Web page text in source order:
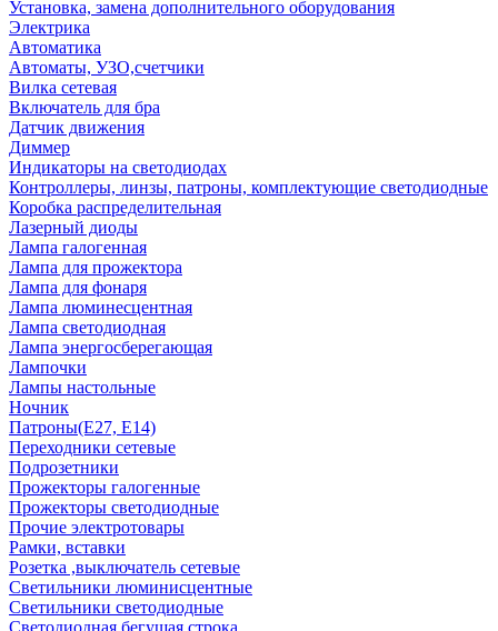
Установка, замена дополнительного оборудования
Электрика
Автоматика
Автоматы, УЗО,счетчики
Вилка сетевая
Включатель для бра
Датчик движения
Диммер
Индикаторы на светодиодах
Контроллеры, линзы, патроны, комплектующие светодиодные
Коробка распределительная
Лазерный диоды
Лампа галогенная
Лампа для прожектора
Лампа для фонаря
Лампа люминесцентная
Лампа светодиодная
Лампа энергосберегающая
Лампочки
Лампы настольные
Ночник
Патроны(Е27, Е14)
Переходники сетевые
Подрозетники
Прожекторы галогенные
Прожекторы светодиодные
Прочие электротовары
Рамки, вставки
Розетка ,выключатель сетевые
Светильники люминисцентные
Светильники светодиодные
Светодиодная бегущая строка